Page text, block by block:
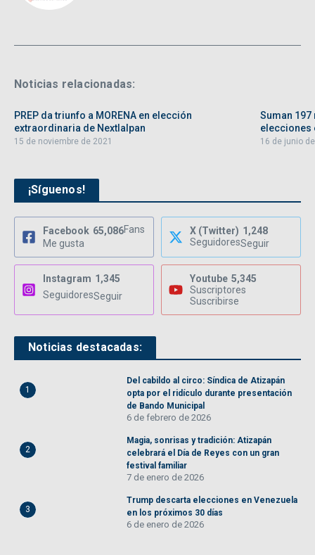
Noticias relacionadas:
PREP da triunfo a MORENA en elección
extraordinaria de Nextlalpan
15 de noviembre de 2021
Suman
elecciones
16 de junio
¡Síguenos!
Facebook 65,086Fans
Me gusta
X (Twitter) 1,248
SeguidoresSeguir
Instagram 1,345
SeguidoresSeguir
Youtube 5,345
Suscriptores
Suscribirse
Noticias destacadas:
1
Del cabildo al circo: Síndica de Atizapán
opta por el ridículo durante presentación
de Bando Municipal
6 de febrero de 2026
2
Magia, sonrisas y tradición: Atizapán
celebrará el Día de Reyes con un gran
festival familiar
7 de enero de 2026
3
Trump descarta elecciones en Venezuela
en los próximos 30 días
6 de enero de 2026